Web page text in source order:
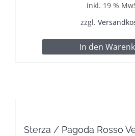
inkl. 19 %
zzgl.
In den
Sterza / Pagoda Rosso